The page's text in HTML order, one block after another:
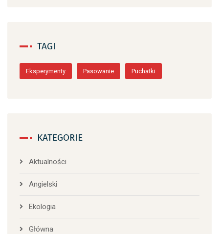
TAGI
Eksperymenty Pasowanie Puchatki
KATEGORIE
Aktualności
Angielski
Ekologia
Główna